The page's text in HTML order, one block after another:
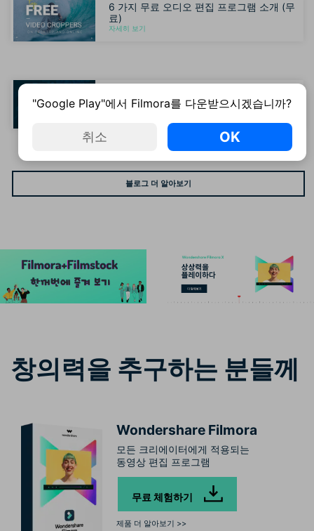
6 가지 무료 오디오 편집 프로그램 소개 (무
료)
자세히 보기
료]
블로그 더 알아보기
창의력을 추구하는 분들께
Wondershare Filmora
모든 크리에이터에게 적용되는
동영상 편집 프로그램
무료 체험하기
제품 더 알아보기 >>
"Google Play"에서 Filmora를 다운받으시겠습니까?
취소 OK